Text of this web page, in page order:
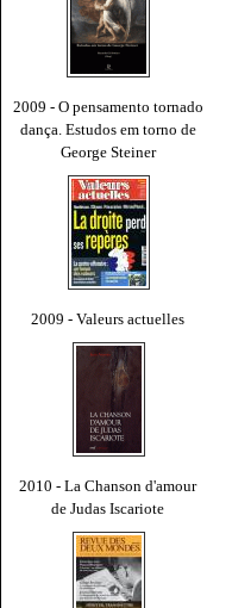
2009 - O pensamento tornado
dança. Estudos em torno de
George Steiner
2009 - Valeurs actuelles
2010 - La Chanson d'amour
de Judas Iscariote